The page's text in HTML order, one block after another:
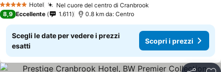
5 Stelle Hotel Nel cuore del centro di Cranbrook
8,9 Eccellente 1.611 0.8 km da: Centro
Scegli le date per vedere i prezzi
esatti
Scopri i prezzi